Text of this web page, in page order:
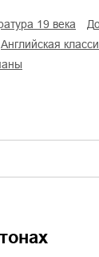
19 века
английская